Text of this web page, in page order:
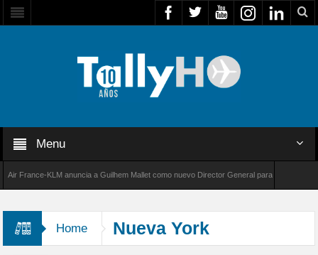
Menu
KLM anuncia a Guilhem Mallet como nuevo Director General para América Latina
Home Nueva York